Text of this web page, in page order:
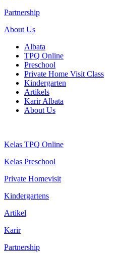
Partnership
About Us
Albata
TPQ Online
Preschool
Private Home Visit Class
Kindergarten
Artikels
Karir Albata
About Us
Kelas TPQ Online
Kelas Preschool
Private Homevisit
Kindergartens
Artikel
Karir
Partnership